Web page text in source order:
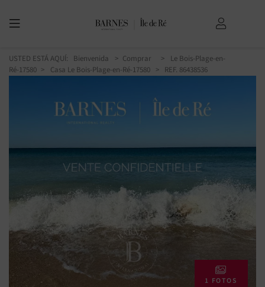
USTED ESTÁ AQUÍ: Bienvenida Comprar
Le Bois-Plage-en-
Ré-17580
Casa Le Bois-Plage-en-Ré-17580 > REF. 86438536
1 FOTOS